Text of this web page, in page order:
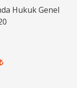
Hukuk Genel